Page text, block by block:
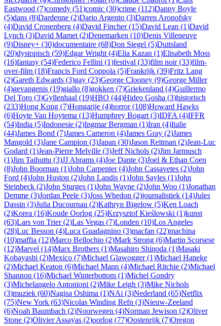
Eastwood (7)comedy (51)comic (30)crime (112)Danny Boyle
(5)dans (8)Dardenne (2)Dario Argento (3)Darren Aronofsky
(4)David Cronenberg (4)David Fincher (15)David Lean (1)David
Lynch (3)David Mamet (2)Denemarken (10)Denis Villeneuve
(9)Disney+ (30)documentaire (68)Don Siegel (5)Duitsland
(20)dystopisch (59)Edgar Wright (4)Elia Kazan (1)Elisabeth Moss
(16)fantasy (54)Federico Fellini (1)festival (33)film noir (33)film-
over-film (18)Francis Ford Coppola (5)Frankrijk (39)Fritz Lang
(2)Gareth Edwards (3)gay (23)George Clooney (9)George Miller
(4)gevangenis (19)giallo (8)gokken (7)Griekenland (4)Guillermo
Del Toro (3)Gyllenhaal (19)HBO (44)Hideo Gosha (3)historisch
(233)Hong Kong (7)Hongarije (4)horror (108)Howard Hawks
(6)Hoyte Van Hoytema (13)Humphrey Bogart (3)IDFA (4)IFFR
(54)India (5)Indonesie (2)Ingmar Bergman (1)Iran (4)Italie
(44)James Bond (7)James Cameron (4)James Gray (2)James
Mangold (3)Jane Campion (3)Japan (30)Jason Reitman (2)Jean-Luc
Godard (1)Jean-Pierre Melville (3)Jeff Nichols (2)Jim Jarmusch
(1)Jim Taihuttu (3)JJ Abrams (4)Joe Dante (3)Joel & Ethan Coen
(8)John Boorman (1)John Carpenter (4)John Cassavetes (2)John
Ford (4)John Huston (2)John Landis (1)John Sayles (1)John
Steinbeck (2)John Sturges (1)John Wayne (2)John Woo (1)Jonathan
Demme (3)Jordan Peele (3)Joss Whedon (2)journalistiek (14)Jules
Dassin (3)Julia Ducournau (2)Kathryn Bigelow (5)Ken Loach
(2)Korea (16)Koude Oorlog (25)Krzysztof Kieślowski (1)kunst
(63)Lars von Trier (2)Las Vegas (7)Londen (10)Los Angeles
(28)Luc Besson (4)Luca Guadagnino (3)macfan (22)machina
(10)maffia (12)Marco Bellochio (2)Mark Strong (6)Martin Scorsese
(12)Marvel (14)Marx Brothers (1)Masahiro Shinoda (1)Masaki
Kobayashi (2)Mexico (7)Michael Glawogger (1)Michael Haneke
(2)Michael Keaton (6)Michael Mann (4)Michael Ritchie (2)Michael
Shannon (16)Michael Winterbottom (1)Michel Gondry
(3)Michelangelo Antonioni (2)Mike Leigh (3)Mike Nichols
(3)muziek (60)Nagisa Oshima (1)NAi (3)Nederland (65)Netflix
(75)New York (63)Nicolas Winding Refn (3)Nieuw-Zeeland
(6)Noah Baumbach (2)Noorwegen (4)Norman Jewison (2)Oliver
Stone (2)Olivier Assayas (2)oorlog (77)Oostenrijk (7)Oregon